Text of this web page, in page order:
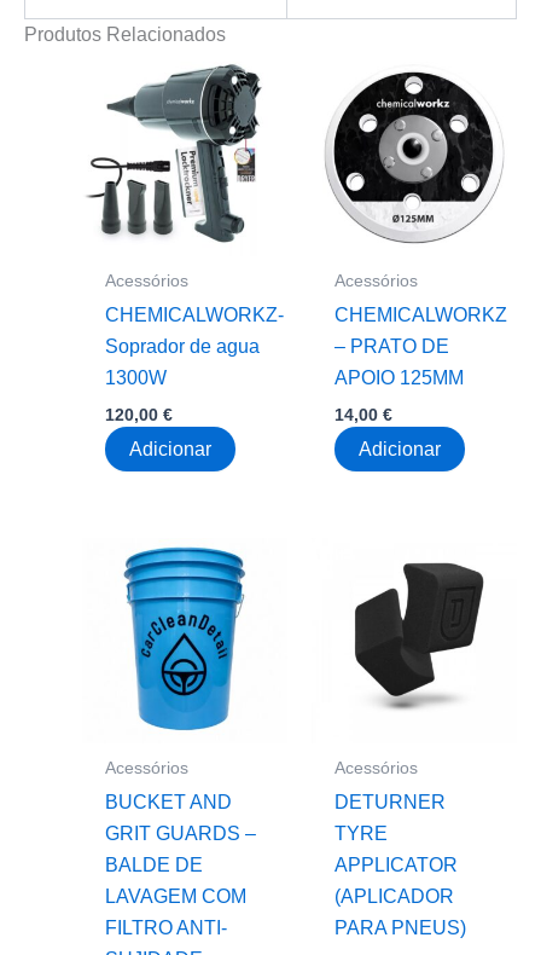
Produtos Relacionados
Acessórios
CHEMICALWORKZ-
Soprador de agua
1300W
120,00€
Adicionar
Acessórios
CHEMICALWORKZ
– PRATO DE
APOIO 125MM
14,00€
Adicionar
Acessórios
BUCKET AND
GRIT GUARDS –
BALDE DE
LAVAGEM COM
FILTRO ANTI-
Acessórios
DETURNER
TYRE
APPLICATOR
(APLICADOR
PARA PNEUS)